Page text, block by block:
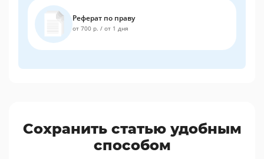
Реферат по праву
от 700 р. / от 1 дня
Сохранить статью удобным
способом